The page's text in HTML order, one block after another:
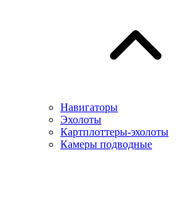
Навигаторы
Эхолоты
Картплоттеры-эхолоты
Камеры подводные